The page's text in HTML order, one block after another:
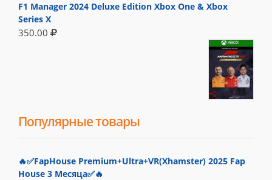
F1 Manager 2024 Deluxe Edition Xbox One & Xbox
Series X
350.00
Популярные товары
🔥✅FapHouse Premium+Ultra+VR(Xhamster) 2025 Fap
House 3 Месяца✅🔥